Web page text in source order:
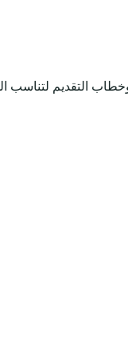
التقديم لتناسب